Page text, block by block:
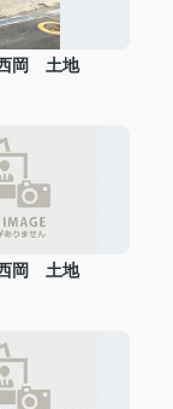
岡 土地
岡 土地